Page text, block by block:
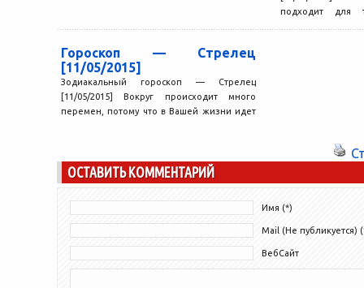
подходит для
Гороскоп — Стрелец
[11/05/2015]
Зодиакальный гороскоп — Стрелец
[11/05/2015] Вокруг происходит много
перемен, потому что в Вашей жизни идет
ОСТАВИТЬ КОММЕНТАРИЙ
Имя (*)
Mail (Не публикуется)
ВебСайт